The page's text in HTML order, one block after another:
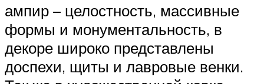
ампир – целостность, массивные
формы и монументальность, в
декоре широко представлены
доспехи, щиты и лавровые венки.